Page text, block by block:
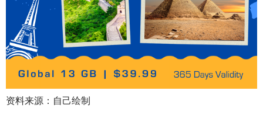
资料来源：自己绘制